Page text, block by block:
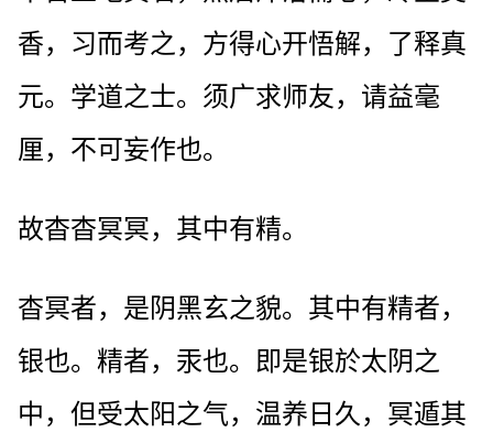
香，习而考之，方得心开悟解，了释真
元。学道之士。须广求师友，请益毫
厘，不可妄作也。
故杳杳冥冥，其中有精。
杳冥者，是阴黑玄之貌。其中有精者，
银也。精者，汞也。即是银於太阴之
中，但受太阳之气，温养日久，冥遁其